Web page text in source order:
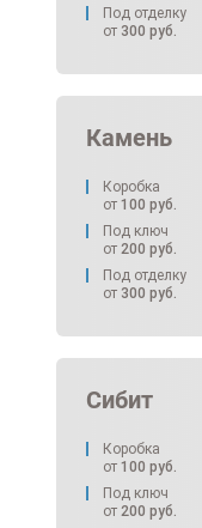
Под отделку
от 300 руб.
Камень
Коробка
от 100 руб.
Под ключ
от 200 руб.
Под отделку
от 300 руб.
Сибит
Коробка
от 100 руб.
Под ключ
от 200 руб.